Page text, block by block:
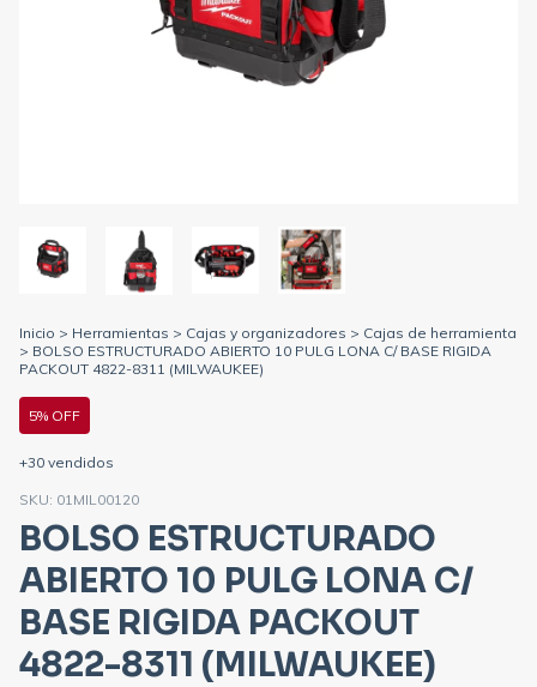
Inicio > Herramientas > Cajas y organizadores > Cajas de herramienta
> BOLSO ESTRUCTURADO ABIERTO 10 PULG LONA C/ BASE RIGIDA
PACKOUT 4822-8311 (MILWAUKEE)
5% OFF
+30 vendidos
SKU: 01MIL00120
BOLSO ESTRUCTURADO
ABIERTO 10 PULG LONA C/
BASE RIGIDA PACKOUT
4822-8311 (MILWAUKEE)